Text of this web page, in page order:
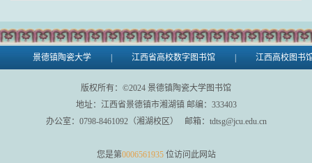
景德镇陶瓷大学 江西省高校数字图书馆 江西高校图书
版权所有：©2024 景德镇陶瓷大学图书馆
地址：江西省景德镇市湘湖镇 邮编：333403
办公室：0798-8461092（湘湖校区） 邮箱：tdtsg@jcu.edu.cn
您是第0006561935 位访问此网站